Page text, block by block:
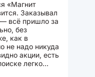
«Магнит
Заказывал
всё пришло за
без
как в
не надо никуда
акции, есть
легко